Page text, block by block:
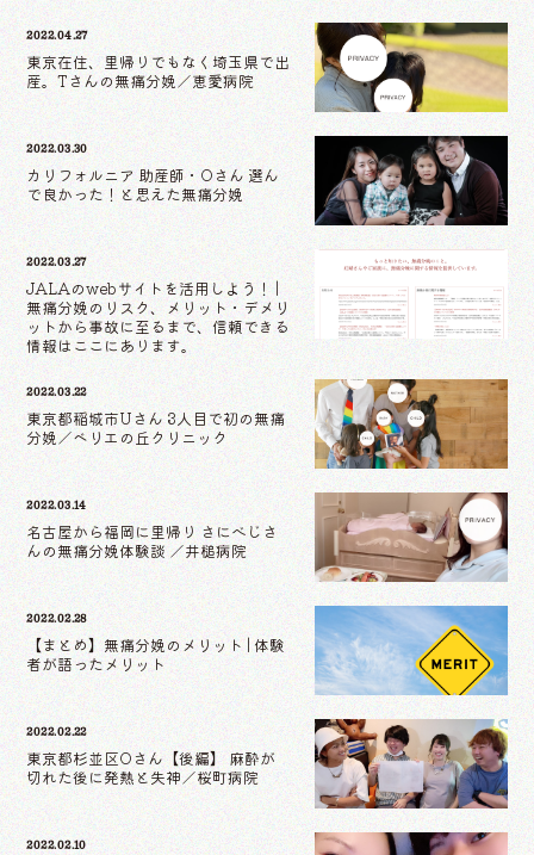
2022.04.27
東京在住、里帰りでもなく埼玉県で出
産。Tさんの無痛分娩／恵愛病院
2022.03.30
カリフォルニア 助産師・Oさん 選ん
で良かった！と思えた無痛分娩
2022.03.27
JALAのwebサイトを活用しよう！ |
無痛分娩のリスク、メリット・デメリ
ットから事故に至るまで、信頼できる
情報はここにあります。
2022.03.22
東京都稲城市Uさん 3人目で初の無痛
分娩／ベリエの丘クリニック
2022.03.14
名古屋から福岡に里帰り さにべじさ
んの無痛分娩体験談 ／井槌病院
2022.02.28
【まとめ】無痛分娩のメリット | 体験
者が語ったメリット
2022.02.22
東京都杉並区Oさん【後編】 麻酔が
切れた後に発熱と失神／桜町病院
2022.02.10